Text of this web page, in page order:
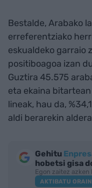
Bestalde, Arabako
erreferentziako
eskualdeko garraio
positiboagoa izan
Guztira 45.575
eta ekaina
lineak, hau da,
aldi berarekin
Gehitu
hobetsi gisa
Egon zaitez
AKTIBATU ORAIN